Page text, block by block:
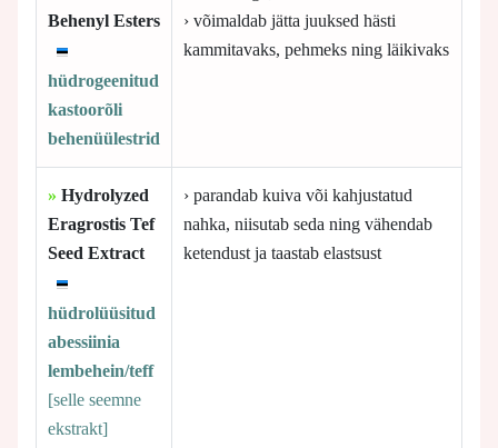
Behenyl Esters
hüdrogeenitud
kastoorõli
behenüülestrid
› võimaldab jätta juuksed hästi
kammitavaks, pehmeks ning läikivaks
» Hydrolyzed
Eragrostis Tef
Seed Extract
hüdrolüüsitud
abessiinia
lembehein/teff
[selle seemne
ekstrakt]
› parandab kuiva või kahjustatud
nahka, niisutab seda ning vähendab
ketendust ja taastab elastsust